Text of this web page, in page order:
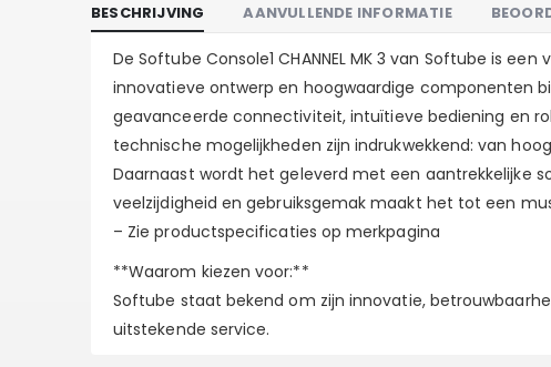
BESCHRIJVING AANVULLENDE INFORMATIE
De Softube Console1 CHANNEL MK 3 van Softube is
innovatieve ontwerp en hoogwaardige componenten
geavanceerde connectiviteit, intuïtieve bediening en
technische mogelijkheden zijn indrukwekkend: van
Daarnaast wordt het geleverd met een aantrekkelijke
veelzijdigheid en gebruiksgemak maakt het tot een
– Zie productspecificaties op merkpagina
**Waarom kiezen voor:**
Softube staat bekend om zijn innovatie,
uitstekende service.